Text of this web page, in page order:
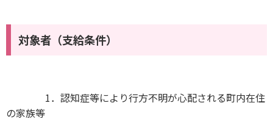
対象者（支給条件）
1．認知症等により行方不明が心配される町内在住
の家族等